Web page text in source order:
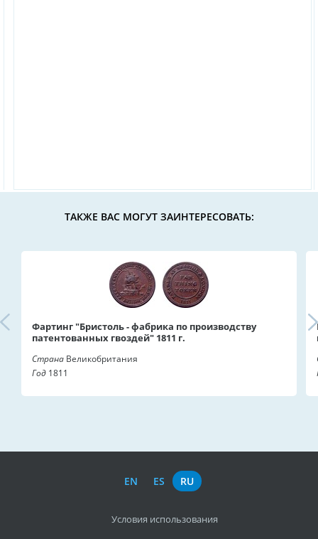
ТАКЖЕ ВАС МОГУТ ЗАИНТЕРЕСОВАТЬ:
Фартинг "Бристоль - фабрика по производству
патентованных гвоздей" 1811 г.
Страна Великобритания
Год 1811
EN ES RU
Условия использования